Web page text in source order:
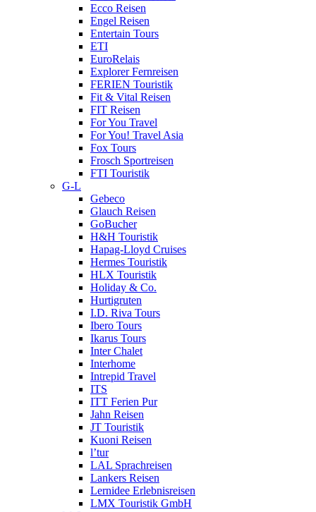
Ecco Reisen
Engel Reisen
Entertain Tours
ETI
EuroRelais
Explorer Fernreisen
FERIEN Touristik
Fit & Vital Reisen
FIT Reisen
For You Travel
For You! Travel Asia
Fox Tours
Frosch Sportreisen
FTI Touristik
G-L
Gebeco
Glauch Reisen
GoBucher
H&H Touristik
Hapag-Lloyd Cruises
Hermes Touristik
HLX Touristik
Holiday & Co.
Hurtigruten
I.D. Riva Tours
Ibero Tours
Ikarus Tours
Inter Chalet
Interhome
Intrepid Travel
ITS
ITT Ferien Pur
Jahn Reisen
JT Touristik
Kuoni Reisen
l’tur
LAL Sprachreisen
Lankers Reisen
Lernidee Erlebnisreisen
LMX Touristik GmbH